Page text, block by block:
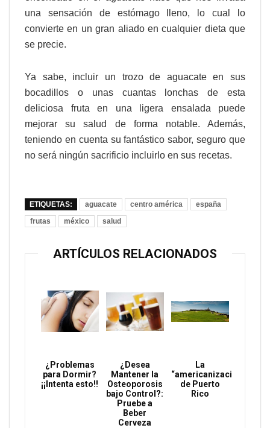
una sensación de estómago lleno, lo cual lo
convierte en un gran aliado en cualquier dieta que
se precie.
Ya sabe, incluir un trozo de aguacate en sus
bocadillos o unas cuantas lonchas de esta
deliciosa fruta en una ligera ensalada puede
mejorar su salud de forma notable. Además,
teniendo en cuenta su fantástico sabor, seguro que
no será ningún sacrificio incluirlo en sus recetas.
ETIQUETAS: aguacate centro américa
españa
frutas
méxico salud
ARTÍCULOS RELACIONADOS
¿Problemas
para Dormir?
¡¡Intenta esto!!
¿Desea
Mantener la
Osteoporosis
bajo Control?:
Pruebe a
Beber
Cerveza
La
“americanización”
de Puerto
Rico